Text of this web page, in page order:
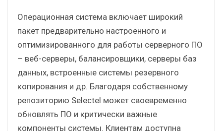
Операционная система включает широкий
пакет предварительно настроенного и
оптимизированного для работы серверного ПО
– веб-серверы, балансировщики, серверы баз
данных, встроенные системы резервного
копирования и др. Благодаря собственному
репозиторию Selectel может своевременно
обновлять ПО и критически важные
компоненты системы. Клиентам доступна